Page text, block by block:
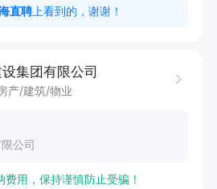
关专业者优先考虑
直聘 上看到的，谢谢！
集团有限公司
产/建筑/物业
公司
用，保持谨慎防止受骗！